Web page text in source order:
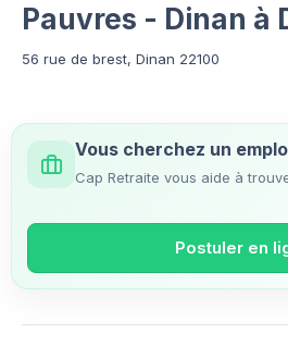
Pauvres - Dinan à
56 rue de brest, Dinan 22100
Vous cherchez un
Cap Retraite vous aide à
Postuler en